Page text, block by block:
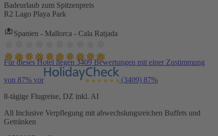
Badeurlaub zum Spitzenpreis
R2 Lago Playa Park
Spanien - Mallorca - Cala Ratjada
Für dieses Hotel liegen 3409 Bewertungen mit einer Zustimmung
von 87% vor (3409) 87%
8-tägige Flugreise, DZ inkl. AI
All Inclusive Verpflegung mit abwechslungsreichen Buffets und
Getränken